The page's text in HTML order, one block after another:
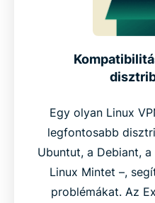
Egy olyan Linux
legfontosabb
Ubuntut, a Debiant,
Linux Mintet –,
problémákat. Az